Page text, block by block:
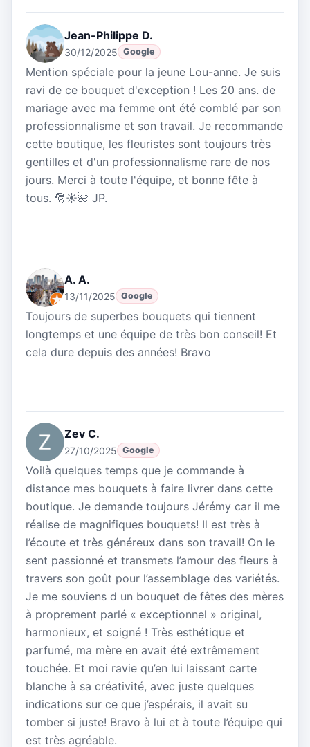
Jean-Philippe D.
30/12/2025 Google
Mention spéciale pour la jeune Lou-anne. Je suis
ravi de ce bouquet d'exception ! Les 20 ans. de
mariage avec ma femme ont été comblé par son
professionnalisme et son travail. Je recommande
cette boutique, les fleuristes sont toujours très
gentilles et d'un professionnalisme rare de nos
jours. Merci à toute l'équipe, et bonne fête à
tous. 🎅☀️🌺 JP.
A. A.
13/11/2025 Google
Toujours de superbes bouquets qui tiennent
longtemps et une équipe de très bon conseil! Et
cela dure depuis des années! Bravo
Zev C.
27/10/2025 Google
Voilà quelques temps que je commande à
distance mes bouquets à faire livrer dans cette
boutique. Je demande toujours Jérémy car il me
réalise de magnifiques bouquets! Il est très à
l’écoute et très généreux dans son travail! On le
sent passionné et transmets l’amour des fleurs à
travers son goût pour l’assemblage des variétés.
Je me souviens d un bouquet de fêtes des mères
à proprement parlé « exceptionnel » original,
harmonieux, et soigné ! Très esthétique et
parfumé, ma mère en avait été extrêmement
touchée. Et moi ravie qu’en lui laissant carte
blanche à sa créativité, avec juste quelques
indications sur ce que j’espérais, il avait su
tomber si juste! Bravo à lui et à toute l’équipe qui
est très agréable.